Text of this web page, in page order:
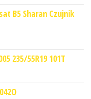
B5 Sharan Czujnik
235/55R19 101T